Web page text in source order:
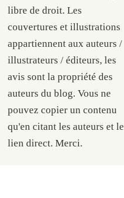
libre de droit. Les
couvertures et illustrations
appartiennent aux auteurs /
illustrateurs / éditeurs, les
avis sont la propriété des
auteurs du blog. Vous ne
pouvez copier un contenu
qu'en citant les auteurs et le
lien direct. Merci.